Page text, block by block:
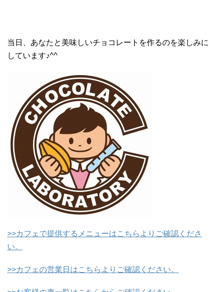
当日、あなたと美味しいチョコレートを作るのを楽しみに
しています♪^^
>>カフェで提供するメニューはこちらよりご確認くださ
い。
>>カフェの営業日はこちらよりご確認ください。